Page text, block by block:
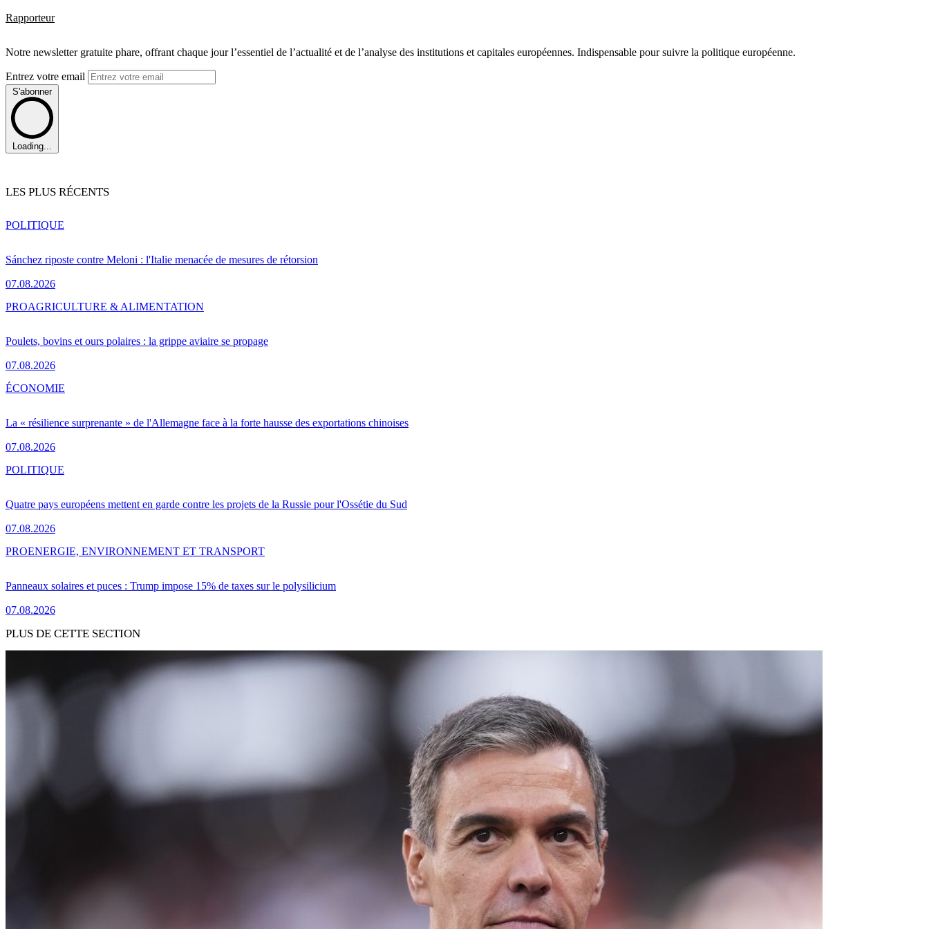
Rapporteur
Notre newsletter gratuite phare, offrant chaque jour l’essentiel de l’actualité et de l’analyse des institutions et capitales européennes. Indispensable pour suivre la politique européenne.
Entrez votre email
S'abonner
Loading...
LES PLUS RÉCENTS
Sánchez riposte contre Meloni : l'Italie menacée de mesures de rétorsion
07.08.2026
POLITIQUE
Poulets, bovins et ours polaires : la grippe aviaire se propage
07.08.2026
PROAGRICULTURE & ALIMENTATION
La « résilience surprenante » de l'Allemagne face à la forte hausse des exportations chinoises
07.08.2026
ÉCONOMIE
Quatre pays européens mettent en garde contre les projets de la Russie pour l'Ossétie du Sud
07.08.2026
POLITIQUE
Panneaux solaires et puces : Trump impose 15% de taxes sur le polysilicium
07.08.2026
PROENERGIE, ENVIRONNEMENT ET TRANSPORT
PLUS DE CETTE SECTION